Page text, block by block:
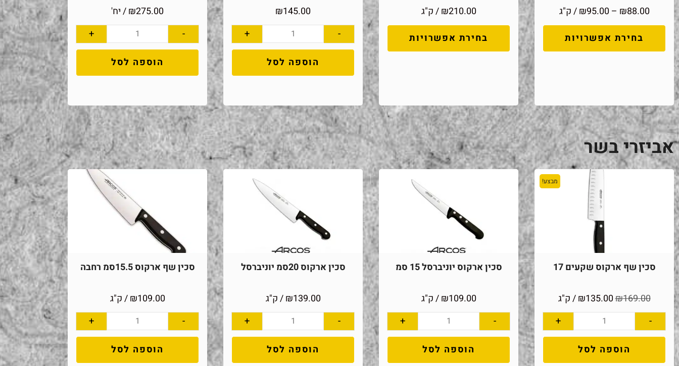
₪88.00
–
₪95.00
/ ק"ג
בחירת אפשרויות
₪210.00
/ ק"ג
בחירת אפשרויות
₪145.00
-
+
הוספה לסל
₪275.00 / יח'
-
+
הוספה לסל
אביזרי בשר
מבצע!
סכין שף ארקוס שקעים 17
₪169.00
₪135.00 / ק"ג
-
+
הוספה לסל
סכין ארקוס יוניברסל 15 סמ
₪109.00 / ק"ג
-
+
הוספה לסל
סכין ארקוס 20סמ יוניברסל
₪139.00 / ק"ג
-
+
הוספה לסל
סכין שף ארקוס 15.5סמ רחבה
₪109.00 / ק"ג
-
+
הוספה לסל